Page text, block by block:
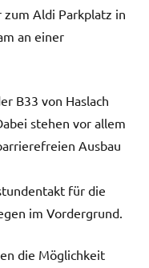
zum Aldi Parkplatz in
an einer
B33 von Haslach
stehen vor allem
Ausbau
für die
im Vordergrund.
die Möglichkeit